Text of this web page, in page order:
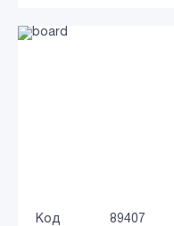
Код
89407